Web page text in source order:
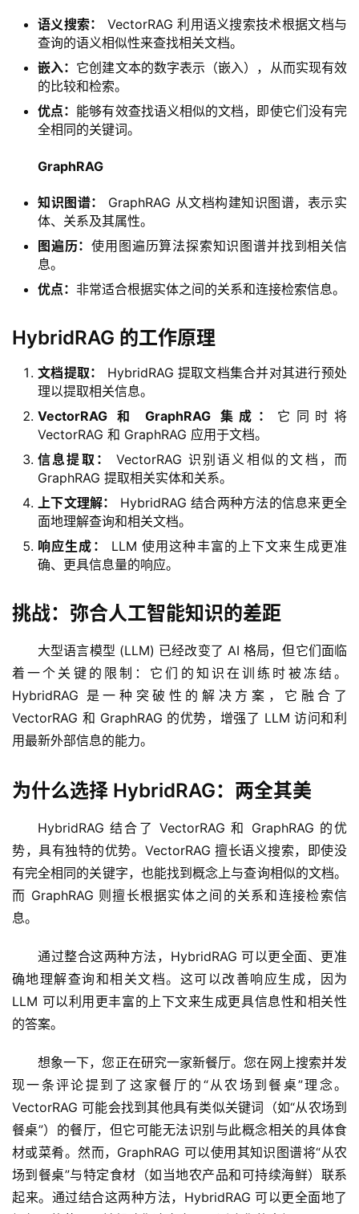
语义搜索：
VectorRAG 利用语义搜索技术根据文档与
查询的语义相似性来查找相关文档。
嵌入： 它创建文本的数字表示（嵌入），从而实现有效
的比较和检索。
优点： 能够有效查找语义相似的文档，即使它们没有完
全相同的关键词。
GraphRAG
知识图谱：
GraphRAG 从文档构建知识图谱，表示实
体、关系及其属性。
图遍历：使用图遍历算法探索知识图谱并找到相关信
息。
优点： 非常适合根据实体之间的关系和连接检索信息。
HybridRAG 的工作原理
文档提取：
HybridRAG 提取文档集合并对其进行预处
理以提取相关信息。
VectorRAG 和 GraphRAG 集成： 它同时将
VectorRAG 和 GraphRAG 应用于文档。
信息提取：
VectorRAG 识别语义相似的文档，而
GraphRAG 提取相关实体和关系。
上下文理解：
HybridRAG 结合两种方法的信息来更全
面地理解查询和相关文档。
响应生成：
LLM 使用这种丰富的上下文来生成更准
确、更具信息量的响应。
挑战：弥合人工智能知识的差距
大型语言模型 (LLM) 已经改变了 AI 格局，但它们面临
着一个关键的限制：它们的知识在训练时被冻结。
HybridRAG 是一种突破性的解决方案，它融合了
VectorRAG 和 GraphRAG 的优势，增强了 LLM 访问和利
用最新外部信息的能力。
为什么选择 HybridRAG：两全其美
HybridRAG 结合了 VectorRAG 和 GraphRAG 的优
势，具有独特的优势。VectorRAG 擅长语义搜索，即使没
有完全相同的关键字，也能找到概念上与查询相似的文档。
而 GraphRAG 则擅长根据实体之间的关系和连接检索信
息。
通过整合这两种方法，HybridRAG 可以更全面、更准
确地理解查询和相关文档。这可以改善响应生成，因为
LLM 可以利用更丰富的上下文来生成更具信息性和相关性
的答案。
想象一下，您正在研究一家新餐厅。您在网上搜索并发
现一条评论提到了这家餐厅的“从农场到餐桌”理念。
VectorRAG 可能会找到其他具有类似关键词（如“从农场到
餐桌”）的餐厅，但它可能无法识别与此概念相关的具体食
材或菜肴。然而，GraphRAG 可以使用其知识图谱将“从农
场到餐桌”与特定食材（如当地农产品和可持续海鲜）联系
起来。通过结合这两种方法，HybridRAG 可以更全面地了